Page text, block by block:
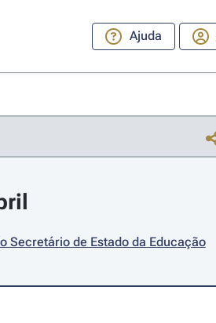
Ajuda
Secretário de Estado da Educação